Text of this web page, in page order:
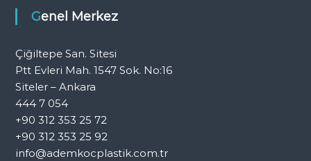
Genel Merkez
Çiğiltepe San. Sitesi
Ptt Evleri Mah. 1547 Sok. No:16
Siteler – Ankara
444 7 054
+90 312 353 25 72
+90 312 353 25 92
info@ademkocplastik.com.tr